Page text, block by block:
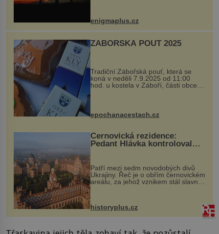
...
enigmaplus.cz
ZÁBOŘSKÁ POUŤ 2025
Tradiční Zábořská pouť, která se
koná v neděli 7.9.2025 od 11:00
hod. u kostela v Záboří, části obce
Kly u Mělníka. V programu naleznete
komentovanou prohlídku kostela,
epochanacestach.cz
Černovická rezidence:
Pedant Hlávka kontroloval
Patří mezi sedm novodobých divů
Ukrajiny. Řeč je o obřím černovickém
areálu, za jehož vznikem stál slavný
český architekt Josef Hlávka. Ten si
na něm dal mimořádně záležet. Jeho
historyplus.cz